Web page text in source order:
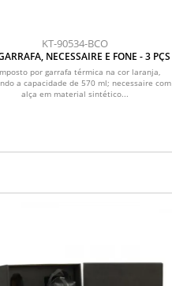
KT-90534-BCO
NECESSAIRE E FONE - 3 PÇS
por garrafa térmica na cor laranja,
a capacidade de 570 ml; necessaire com
alça em material sintético...